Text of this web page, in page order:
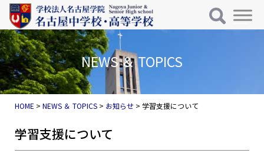
コンテンツへスキップ
メインナビゲーション
NEWS ＆ TOPICS
HOME >NEWS ＆ TOPICS > お知らせ > 学習支援について
学習支援について